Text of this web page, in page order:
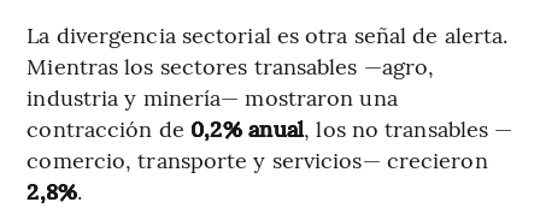
La divergencia sectorial es otra señal de alerta.
Mientras los sectores transables —agro,
industria y minería— mostraron una
contracción de 0,2% anual, los no transables —
comercio, transporte y servicios— crecieron
2,8%.